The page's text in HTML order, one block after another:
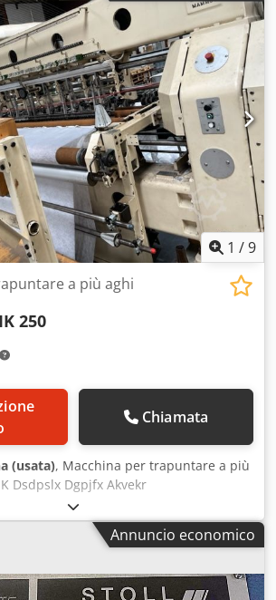
1 /9
a più aghi
250
Chiamata
(usata), Macchina per trapuntare a più
Dsdpslx Dgpjfx Akvekr
Annuncio economico